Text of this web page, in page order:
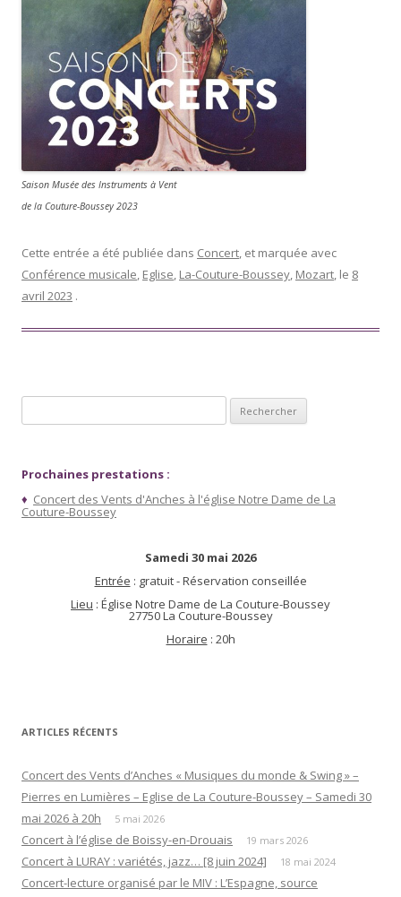
Saison Musée des Instruments à Vent
de la Couture-Boussey 2023
Cette entrée a été publiée dans Concert, et marquée avec
Conférence musicale, Eglise, La-Couture-Boussey, Mozart, le 8
avril 2023 .
Prochaines prestations :
♦ Concert des Vents d'Anches à l'église Notre Dame de La
Couture-Boussey
Samedi 30 mai 2026
Entrée : gratuit - Réservation conseillée
Lieu : Église Notre Dame de La Couture-Boussey
27750 La Couture-Boussey
Horaire : 20h
ARTICLES RÉCENTS
Concert des Vents d’Anches « Musiques du monde & Swing » –
Pierres en Lumières – Eglise de La Couture-Boussey – Samedi 30
mai 2026 à 20h
5 mai 2026
Concert à l’église de Boissy-en-Drouais 19 mars 2026
Concert à LURAY : variétés, jazz… [8 juin 2024] 18 mai 2024
Concert-lecture organisé par le MIV : L’Espagne, source